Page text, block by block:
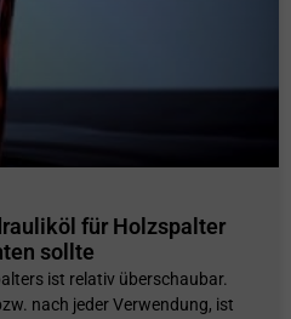
für Holzspalter
sollte
ist relativ überschaubar.
nach jeder Verwendung, ist